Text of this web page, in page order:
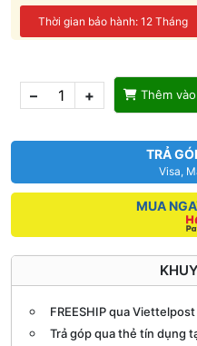
Thời gian bảo hành: 12 Tháng
– + Thêm
TRẢ
Visa,
MUA
FREESHIP qua
Trả góp qua thẻ tín dụng